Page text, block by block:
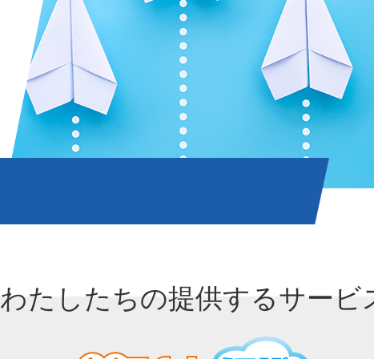
わたしたちの提供するサービ